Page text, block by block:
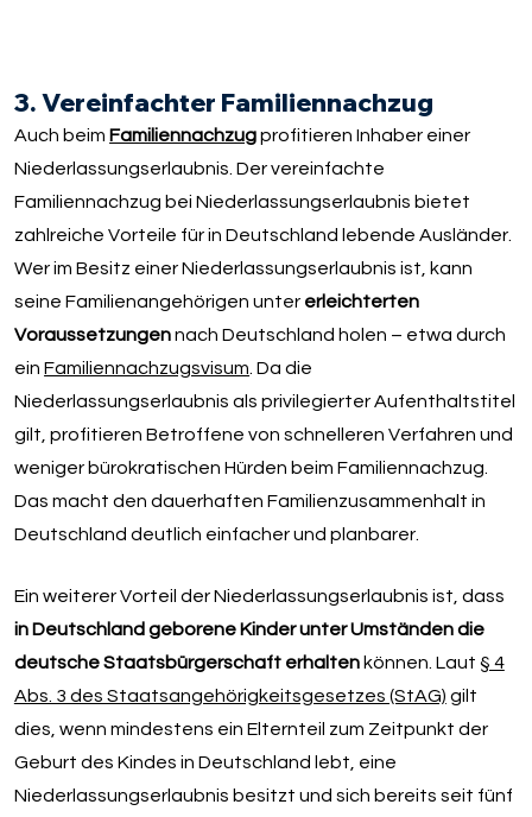
3. Vereinfachter Familiennachzug
Auch beim Familiennachzugprofitieren Inhaber einer
Niederlassungserlaubnis. Der vereinfachte
Familiennachzug bei Niederlassungserlaubnis bietet
zahlreiche Vorteile für in Deutschland lebende Ausländer.
Wer im Besitz einer Niederlassungserlaubnis ist, kann
seine Familienangehörigen unter erleichterten
Voraussetzungennach Deutschland holen – etwa durch
einFamiliennachzugsvisum. Da die
Niederlassungserlaubnis als privilegierter Aufenthaltstitel
gilt, profitieren Betroffene von schnelleren Verfahren und
weniger bürokratischen Hürden beim Familiennachzug.
Das macht den dauerhaften Familienzusammenhalt in
Deutschland deutlich einfacher und planbarer.
Ein weiterer Vorteil der Niederlassungserlaubnis ist, dass
in Deutschland geborene Kinder unter Umständen die
deutsche Staatsbürgerschaft erhaltenkönnen. Laut § 4
Abs. 3 des Staatsangehörigkeitsgesetzes (StAG) gilt
dies, wenn mindestens ein Elternteil zum Zeitpunkt der
Geburt des Kindes in Deutschland lebt, eine
Niederlassungserlaubnis besitzt und sich bereits seit fünf